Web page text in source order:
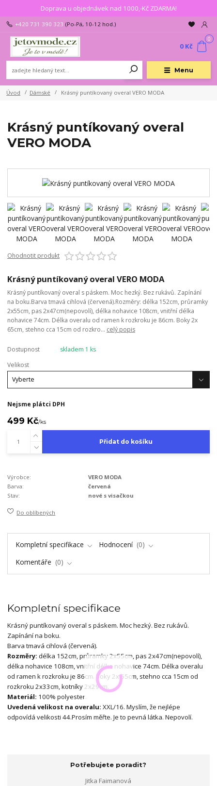
Doprava u objednávek nad 1000,-Kč ZDARMA!
Menu
+420 731 390 323 (Po-Pá, 10-12 hod.)
0
0 Kč
Úvod Dámské Krásný puntíkovaný overal VERO MODA
Krásný puntíkovaný overal
VERO MODA
Ohodnotit produkt
Krásný puntíkovaný overal VERO MODA
Krásný puntíkovaný overal s páskem. Moc hezký. Bez rukávů. Zapínání
na boku.Barva tmavá cihlová (červená).Rozměry: délka 152cm, průramky
2x55cm, pas 2x47cm(nepovolí), délka nohavice 108cm, vnitřní délka
nohavice 74cm. Délka overalu od ramen k rozkroku je 86cm. Boky 2x
65cm, stehno cca 15cm od rozkro... celý popis
Dostupnost
skladem 1 ks
Velikost
Nejsme plátci DPH
499 Kč/ks
Přidat do košíku
Výrobce:
VERO MODA
Barva:
červená
Stav:
nové s visačkou
Do oblíbených
Kompletní specifikace Hodnocení
0
Komentáře
0
Kompletní specifikace
Krásný puntíkovaný overal s páskem. Moc hezký. Bez rukávů.
Zapínání na boku.
Barva tmavá cihlová (červená).
Rozměry: délka 152cm, průramky 2x55cm, pas 2x47cm(nepovolí),
délka nohavice 108cm, vnitřní délka nohavice 74cm. Délka overalu
od ramen k rozkroku je 86cm. Boky 2x 65cm, stehno cca 15cm od
rozkroku 2x33cm, kotníky 2x29cm.
Materiál: 100% polyester.
Uvedená velikost na overalu: XXL/16. Myslím, že nejlépe
odpovídá velikosti 44.Prosím měřte. Je to pevná látka. Nepovolí.
Potřebujete poradit?
Jitka Faimanová